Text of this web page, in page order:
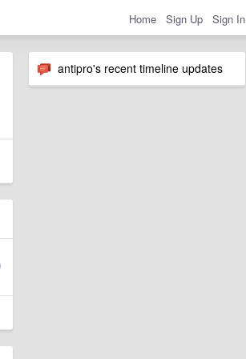
Home Sign Up Sign In
antipro's recent timeline updates